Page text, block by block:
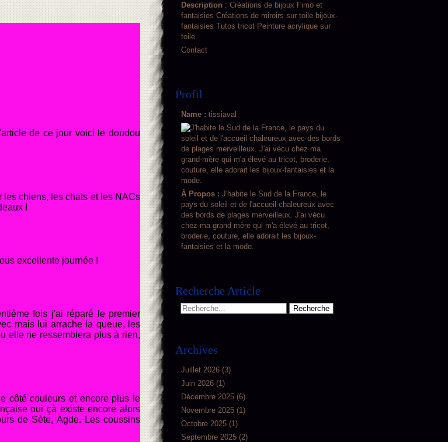
de ce jour voici le doudou
les chiens, les chats et les NACs
!
excellente journée !
fois j'ai réparé le premier
mais lui arrache la queue, les
elle ne ressemblera plus à rien,
côté couleurs et encore plus le
oui çà existe encore alors
de Sète, Agde. Les coussins
Description : Créations de bijoux Fimo et
fantaisies Créations de miroirs sur toile bijoux-
fantaisies Tutos tricot Peinture acrylique sur
toile
Contact
Profil
Name : tissiaval
À Propos : J'habite le Sud de la France, le
pays du soleil et de l'accueil chaleureux avec
des bords de plages merveilleux. J'ai vécu
chez ma grand-mère qui m'a élevé au tricot,
broderie, couture, elle adorait les bijoux-
fantaisies et la mode.
Recherche Article
Archives
Juillet 2026 (3)
Juin 2026 (1)
Décembre 2025 (6)
Novembre 2025 (1)
Octobre 2025 (1)
Septembre 2025 (2)